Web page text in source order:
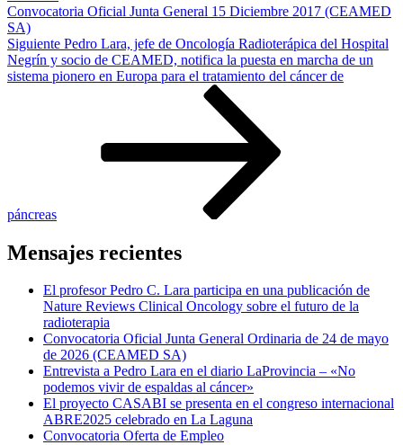
Convocatoria Oficial Junta General 15 Diciembre 2017 (CEAMED
SA)
Siguiente
entrada
Siguiente Pedro Lara, jefe de Oncología Radioterápica del Hospital
Negrín y socio de CEAMED, notifica la puesta en marcha de un
sistema pionero en Europa para el tratamiento del cáncer de
páncreas
Mensajes recientes
El profesor Pedro C. Lara participa en una publicación de
Nature Reviews Clinical Oncology sobre el futuro de la
radioterapia
Convocatoria Oficial Junta General Ordinaria de 24 de mayo
de 2026 (CEAMED SA)
Entrevista a Pedro Lara en el diario LaProvincia – «No
podemos vivir de espaldas al cáncer»
El proyecto CASABI se presenta en el congreso internacional
ABRE2025 celebrado en La Laguna
Convocatoria Oferta de Empleo